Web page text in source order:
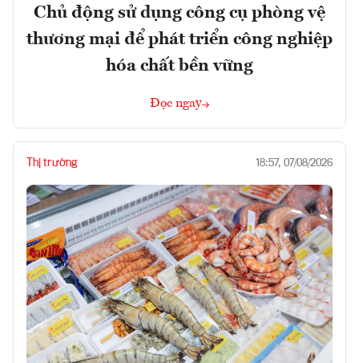
Chủ động sử dụng công cụ phòng vệ
thương mại để phát triển công nghiệp
hóa chất bền vững
Đọc ngay
Thị trường 18:57, 07/08/2026